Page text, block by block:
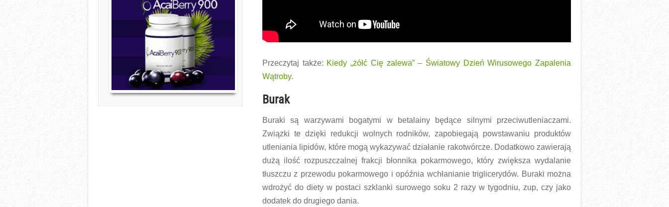
Przeczytaj także: Kiedy „żółć Cię zalewa” – Światowy Dzień Wirusowego Zapalenia
Wątroby.
Burak
Buraki są warzywami bogatymi w betalainy będące silnymi przeciwutleniaczami.
Związki te dzięki redukcji wolnych rodników, zapobiegają powstawaniu produktów
utleniania lipidów, które mogą wykazywać działanie rakotwórcze. Dodatkowo zawierają
dużą ilość rozpuszczalnej frakcji błonnika pokarmowego, który zwiększa wydalanie
tłuszczu z przewodu pokarmowego i opóźnia wchłanianie triglicerydów. Buraki można
wdrożyć do diety w postaci szklanki surowego soku 2 razy w tygodniu, zup, czy jako
dodatek do drugiego dania.